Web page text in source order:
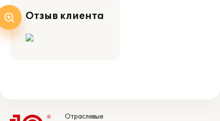
Отзыв клиента
Отраслевые